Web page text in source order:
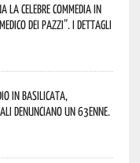
la celebre commedia in
dei pazzi”. I dettagli
in Basilicata,
denunciano un 63enne.